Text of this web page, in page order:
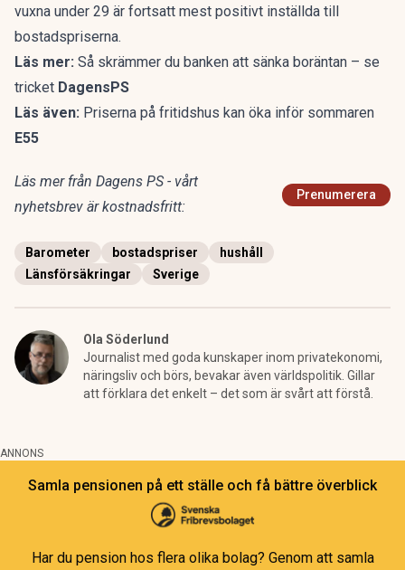
vuxna under 29 är fortsatt mest positivt inställda till
bostadspriserna.
Läs mer: Så skrämmer du banken att sänka boräntan – se
tricket DagensPS
Läs även: Priserna på fritidshus kan öka inför sommaren
E55
Läs mer från Dagens PS - vårt
nyhetsbrev är kostnadsfritt:
Prenumerera
Barometer bostadspriser
hushåll
Länsförsäkringar
Sverige
Ola Söderlund
Journalist med goda kunskaper inom privatekonomi,
näringsliv och börs, bevakar även världspolitik. Gillar
att förklara det enkelt – det som är svårt att förstå.
ANNONS
Samla pensionen på ett ställe och få bättre överblick
Har du pension hos flera olika bolag? Genom att samla